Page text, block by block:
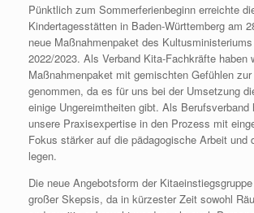
Pünktlich zum Sommerferienbeginn erreichte
Kindertagesstätten in Baden-Württemberg am
neue Maßnahmenpaket des
2022/2023. Als Verband Kita-Fachkräfte haben
Maßnahmenpaket mit gemischten Gefühlen
genommen, da es für uns bei der Umsetzung
einige Ungereimtheiten gibt. Als Berufsverband
unsere Praxisexpertise in den Prozess mit
Fokus stärker auf die pädagogische Arbeit und
legen.
Die neue Angebotsform der
großer Skepsis, da in kürzester Zeit sowohl